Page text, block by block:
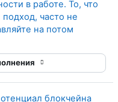
в работе. То, что
подход, часто не
на потом
блокчейна